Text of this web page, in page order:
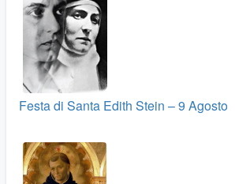
Festa di Santa Edith Stein – 9 Agosto